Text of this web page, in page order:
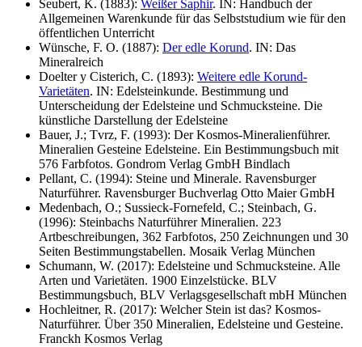
Seubert, K. (1883): Weißer Saphir. IN: Handbuch der
Allgemeinen Warenkunde für das Selbststudium wie für den
öffentlichen Unterricht
Wünsche, F. O. (1887): Der edle Korund. IN: Das
Mineralreich
Doelter y Cisterich, C. (1893): Weitere edle Korund-
Varietäten. IN: Edelsteinkunde. Bestimmung und
Unterscheidung der Edelsteine und Schmucksteine. Die
künstliche Darstellung der Edelsteine
Bauer, J.; Tvrz, F. (1993): Der Kosmos-Mineralienführer.
Mineralien Gesteine Edelsteine. Ein Bestimmungsbuch mit
576 Farbfotos. Gondrom Verlag GmbH Bindlach
Pellant, C. (1994): Steine und Minerale. Ravensburger
Naturführer. Ravensburger Buchverlag Otto Maier GmbH
Medenbach, O.; Sussieck-Fornefeld, C.; Steinbach, G.
(1996): Steinbachs Naturführer Mineralien. 223
Artbeschreibungen, 362 Farbfotos, 250 Zeichnungen und 30
Seiten Bestimmungstabellen. Mosaik Verlag München
Schumann, W. (2017): Edelsteine und Schmucksteine. Alle
Arten und Varietäten. 1900 Einzelstücke. BLV
Bestimmungsbuch, BLV Verlagsgesellschaft mbH München
Hochleitner, R. (2017): Welcher Stein ist das? Kosmos-
Naturführer. Über 350 Mineralien, Edelsteine und Gesteine.
Franckh Kosmos Verlag